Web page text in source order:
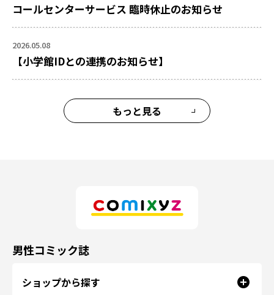
コールセンターサービス 臨時休止のお知らせ
2026.05.08
【小学館IDとの連携のお知らせ】
もっと見る
男性コミック誌
ショップから探す